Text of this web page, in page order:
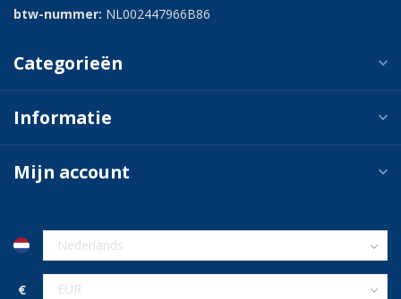
btw-nummer: NL002447966B86
Categorieën
Informatie
Mijn account
€